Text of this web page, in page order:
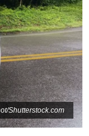
Shutterstock.com